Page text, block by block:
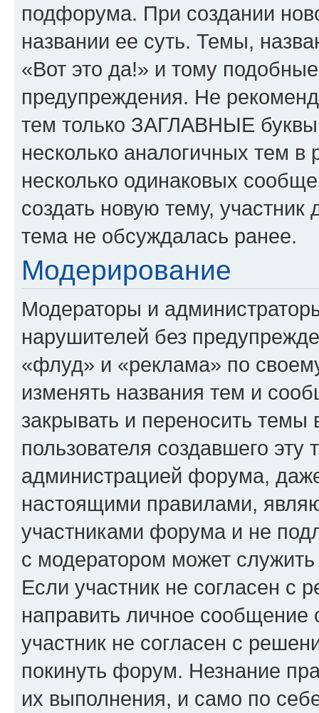
подфорума. При создании
названии ее суть. Темы,
«Вот это да!» и тому
предупреждения. Не
тем только ЗАГЛАВНЫЕ
несколько аналогичных тем
несколько одинаковых
создать новую тему,
тема не обсуждалась ранее.
Модерирование
Модераторы и
нарушителей без
«флуд» и «реклама» по
изменять названия тем и
закрывать и переносить
пользователя создавшего
администрацией форума,
настоящими правилами,
участниками форума и не
с модератором может
Если участник не согласен с
направить личное
участник не согласен с
покинуть форум. Незнание
их выполнения, и само по